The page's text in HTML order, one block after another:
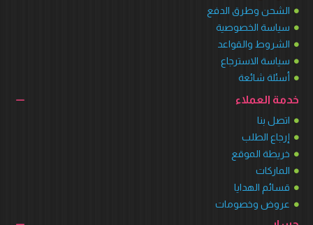
الشحن وطرق الدفع
سياسة الخصوصية
الشروط والقواعد
سياسة الاسترجاع
أسئلة شائعة
خدمة العملاء
اتصل بنا
إرجاع الطلب
خريطة الموقع
الماركات
قسائم الهدايا
عروض وخصومات